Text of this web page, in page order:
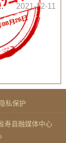
场3《岳阳楼记》 2021-12-11
隐私保护
寿县融媒体中心